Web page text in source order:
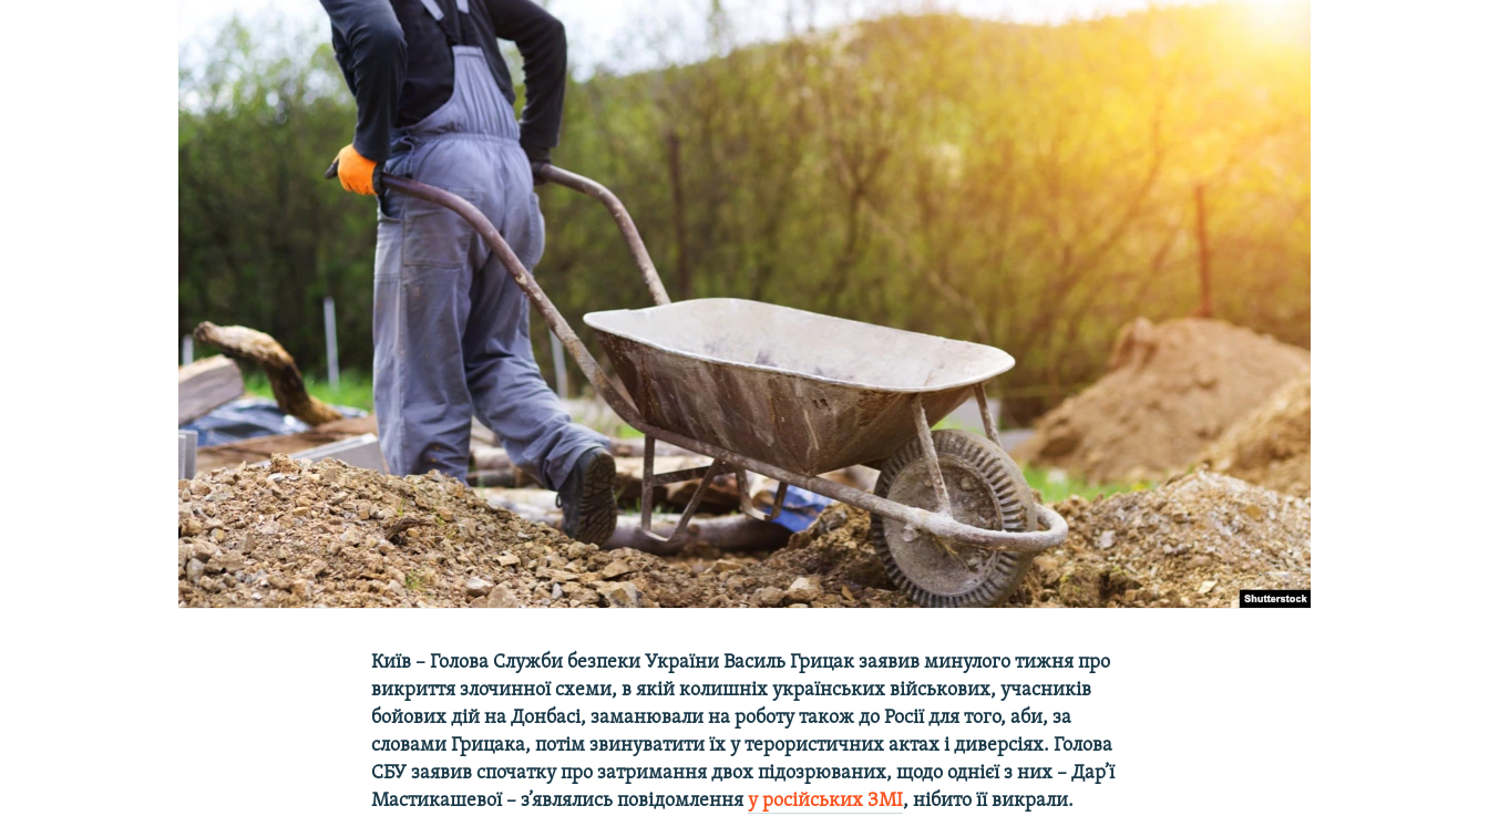
УКРАЇНСЬКА ПРОБЛЕМА КРИМУ
Київ – Голова Служби безпеки України Василь Грицак заявив минулого тижня про
викриття злочинної схеми, в якій колишніх українських військових, учасників
бойових дій на Донбасі, заманювали на роботу також до Росії для того, аби, за
словами Грицака, потім звинуватити їх у терористичних актах і диверсіях. Голова
СБУ заявив спочатку про затримання двох підозрюваних, щодо однієї з них – Дар’ї
Мастикашевої – з’являлись повідомленняу російських ЗМІ, нібито її викрали.